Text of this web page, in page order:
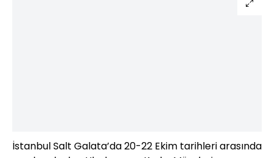
İstanbul Salt Galata’da 20-22 Ekim tarihleri arasında